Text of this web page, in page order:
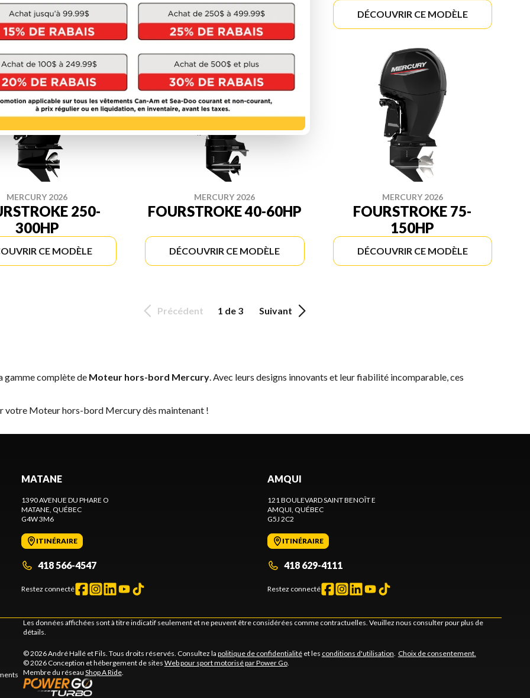
CE MODÈLE DÉCOUVRIR CE MODÈLE DÉCOUVRIR CE MODÈLE
MERCURY 2026
250-
300HP
CE MODÈLE
MERCURY 2026
FOURSTROKE 40-60HP
DÉCOUVRIR CE MODÈLE
MERCURY 2026
FOURSTROKE 75-
150HP
DÉCOUVRIR CE MODÈLE
Précédent 1 de 3 Suivant
gamme complète de Moteur hors-bord Mercury. Avec leurs designs innovants et leur fiabilité incomparable, ces
votre Moteur hors-bord Mercury dès maintenant !
MATANE
1390 AVENUE DU PHARE O
MATANE, QUÉBEC
G4W 3M6
ITINÉRAIRE
418 566-4547
Restez connecté
AMQUI
121 BOULEVARD SAINT BENOÎT E
AMQUI, QUÉBEC
G5J 2C2
ITINÉRAIRE
418 629-4111
Restez connecté
Les données affichées sont à titre indicatif seulement et ne peuvent être considérées comme contractuelles. Veuillez nous consulter pour plus de
détails.
© 2026 André Hallé et Fils. Tous droits réservés. Consultez la politique de confidentialitéet les conditions d'utilisation. Choix de consentement.
© 2026 Conception et hébergement de sites Web pour sport motorisé par Power Go.
Membre du réseau Shop A Ride.